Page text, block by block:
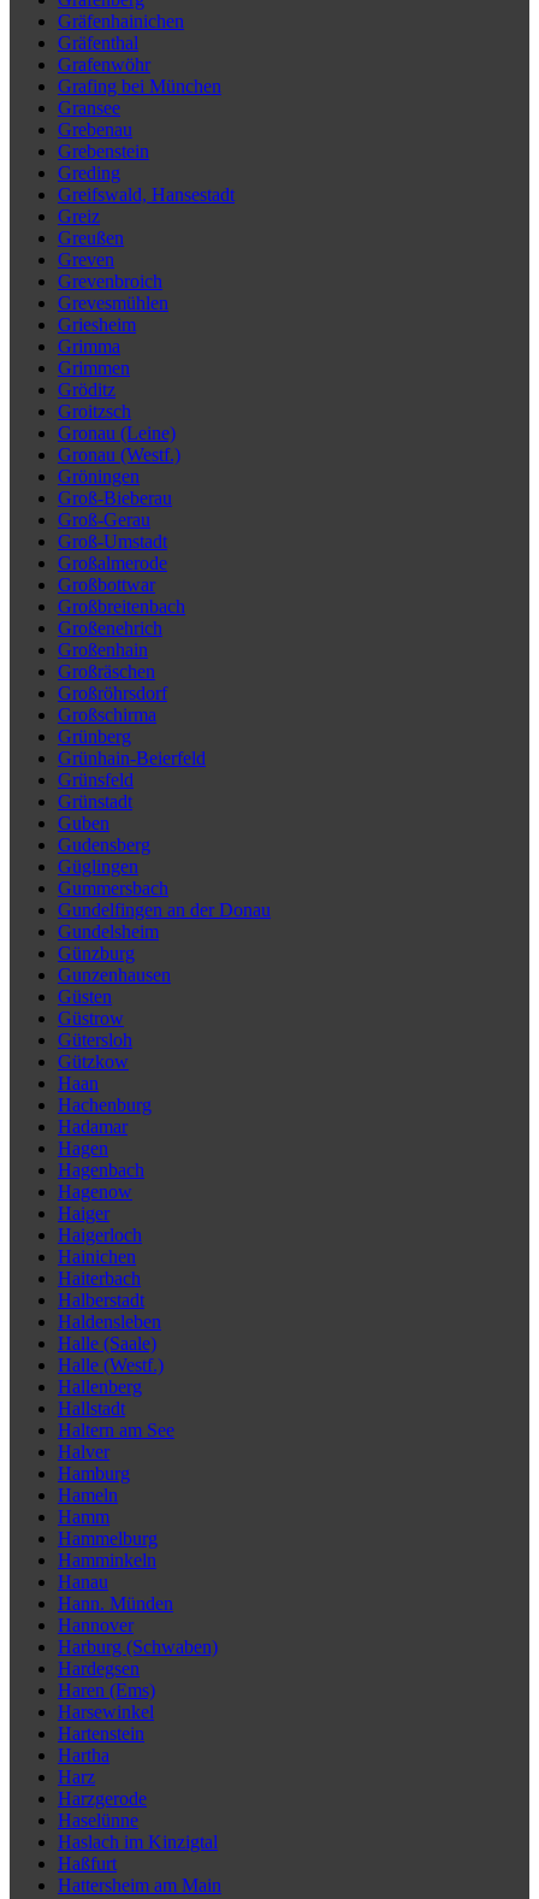
Gräfenhainichen
Gräfenthal
Grafenwöhr
Grafing bei München
Gransee
Grebenau
Grebenstein
Greding
Greifswald, Hansestadt
Greiz
Greußen
Greven
Grevenbroich
Grevesmühlen
Griesheim
Grimma
Grimmen
Gröditz
Groitzsch
Gronau (Leine)
Gronau (Westf.)
Gröningen
Groß-Bieberau
Groß-Gerau
Groß-Umstadt
Großalmerode
Großbottwar
Großbreitenbach
Großenehrich
Großenhain
Großräschen
Großröhrsdorf
Großschirma
Grünberg
Grünhain-Beierfeld
Grünsfeld
Grünstadt
Guben
Gudensberg
Güglingen
Gummersbach
Gundelfingen an der Donau
Gundelsheim
Günzburg
Gunzenhausen
Güsten
Güstrow
Gütersloh
Gützkow
Haan
Hachenburg
Hadamar
Hagen
Hagenbach
Hagenow
Haiger
Haigerloch
Hainichen
Haiterbach
Halberstadt
Haldensleben
Halle (Saale)
Halle (Westf.)
Hallenberg
Hallstadt
Haltern am See
Halver
Hamburg
Hameln
Hamm
Hammelburg
Hamminkeln
Hanau
Hann. Münden
Hannover
Harburg (Schwaben)
Hardegsen
Haren (Ems)
Harsewinkel
Hartenstein
Hartha
Harz
Harzgerode
Haselünne
Haslach im Kinzigtal
Haßfurt
Hattersheim am Main